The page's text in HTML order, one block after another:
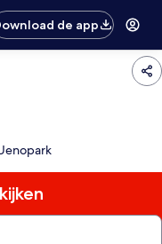
de app